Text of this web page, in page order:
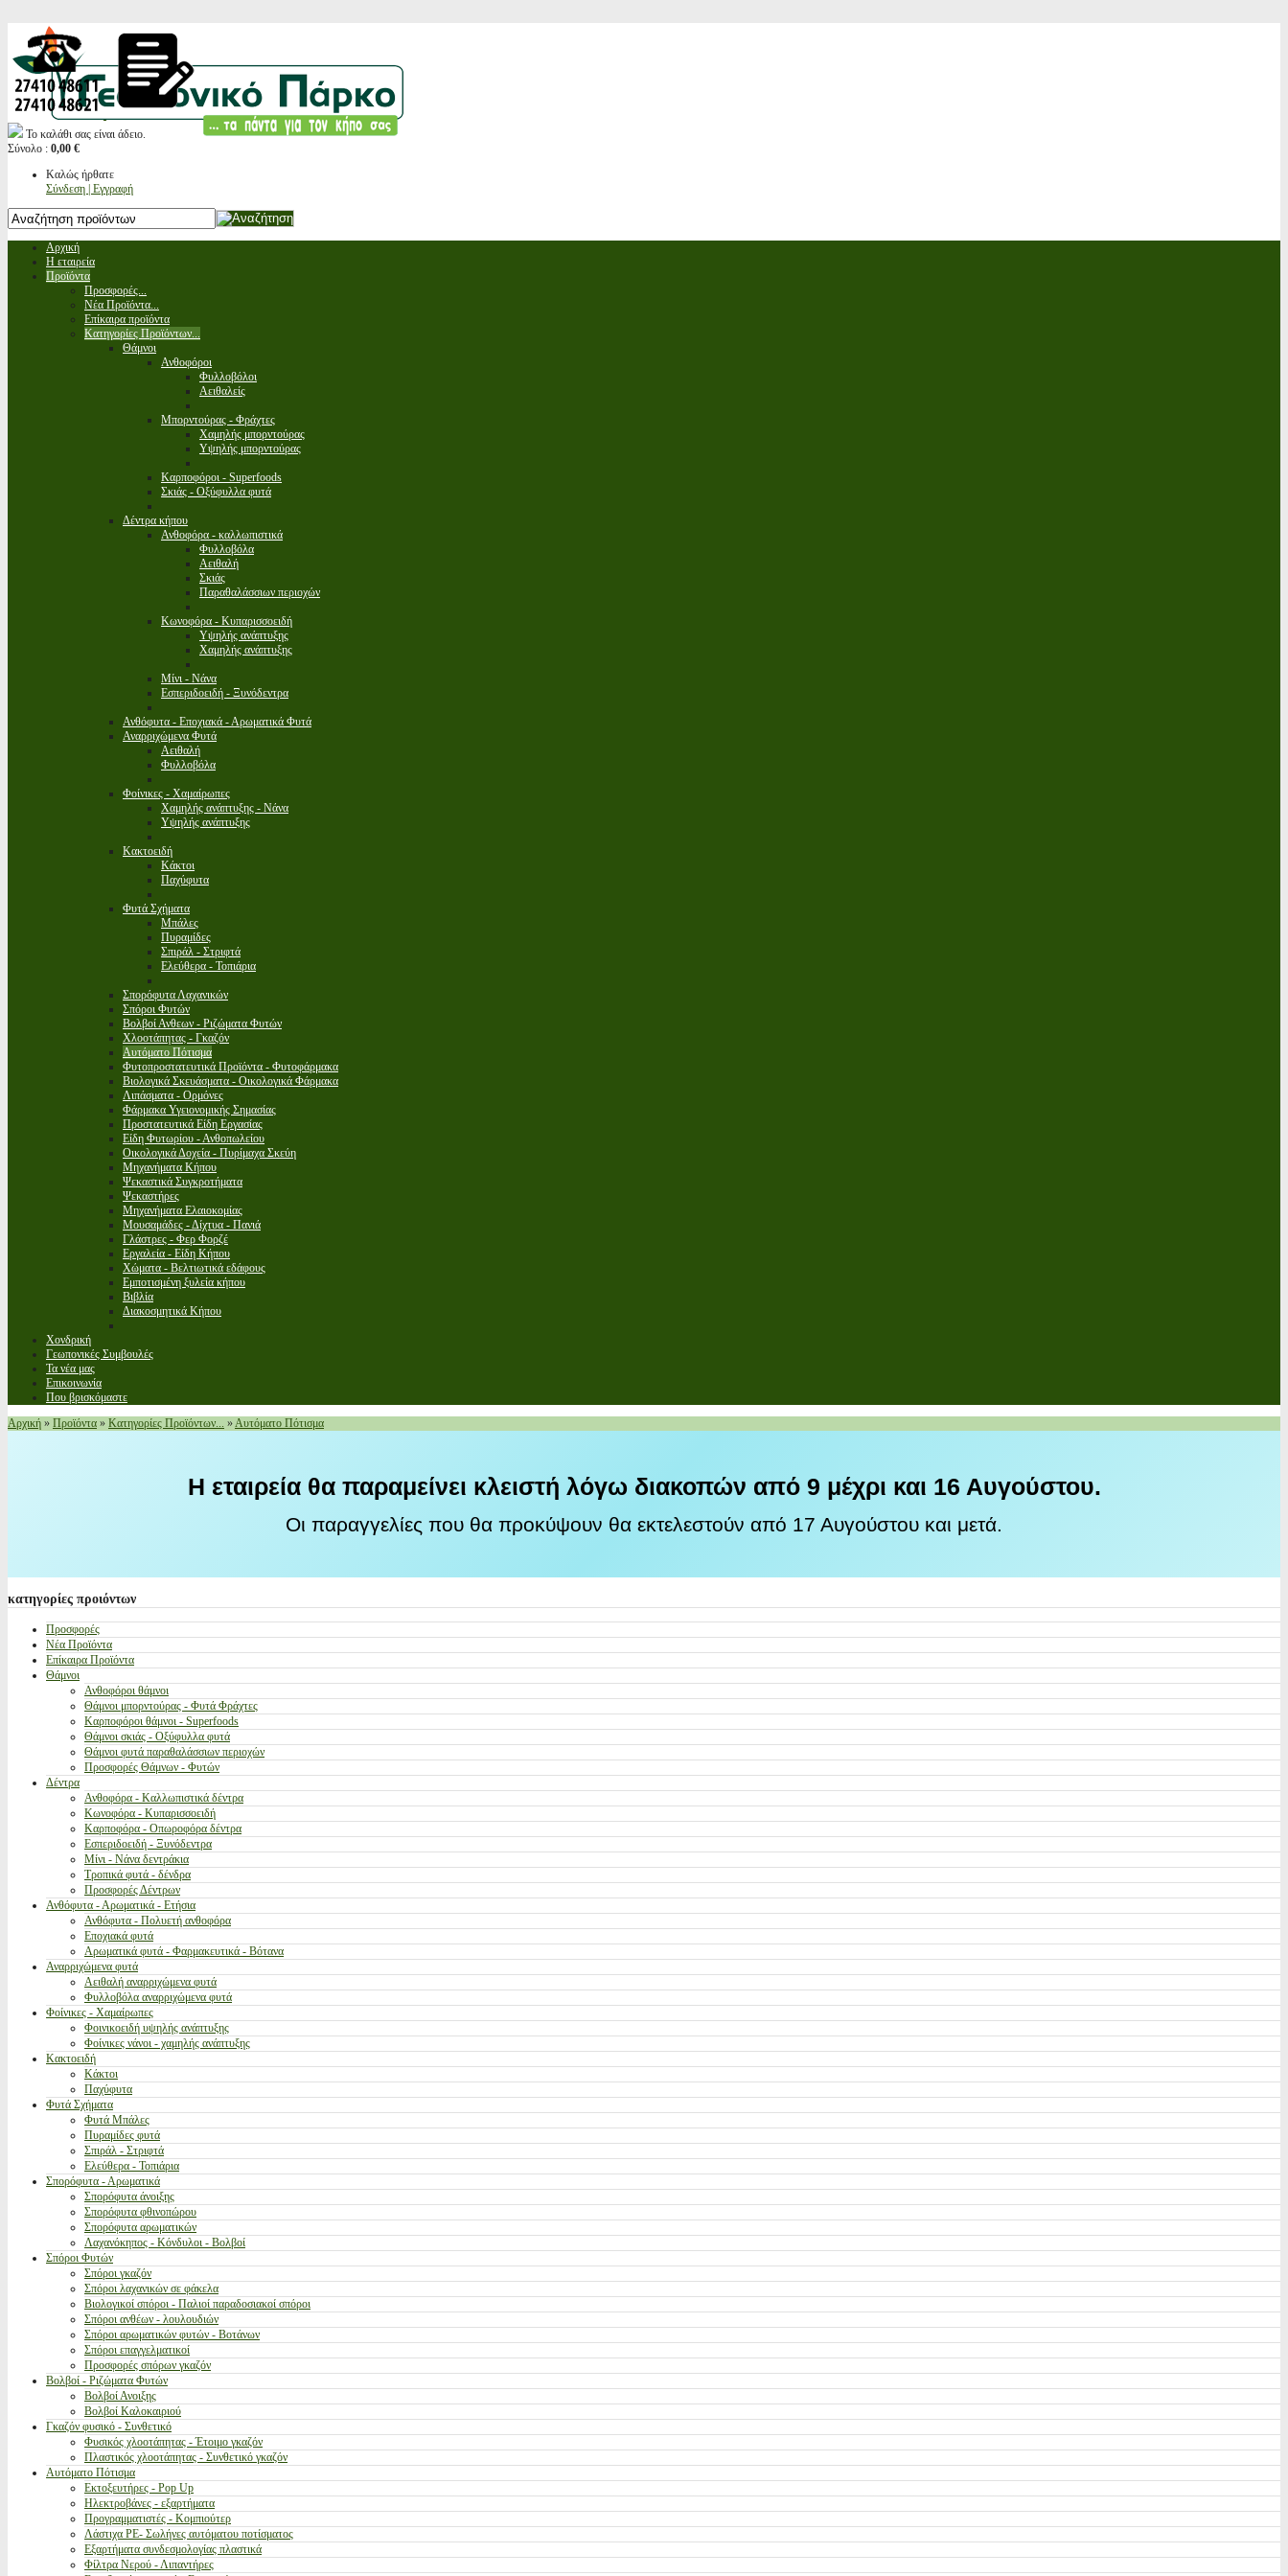
Το καλάθι σας είναι άδειο.
Σύνολο : 0,00 €
Καλώς ήρθατε
Σύνδεση | Εγγραφή
Αρχική
Η εταιρεία
Προϊόντα
Προσφορές...
Νέα Προϊόντα...
Επίκαιρα προϊόντα
Κατηγορίες Προϊόντων...
Θάμνοι
Ανθοφόροι
Φυλλοβόλοι
Αειθαλείς
Μπορντούρας - Φράχτες
Χαμηλής μπορντούρας
Υψηλής μπορντούρας
Καρποφόροι - Superfoods
Σκιάς - Οξύφυλλα φυτά
Δέντρα κήπου
Ανθοφόρα - καλλωπιστικά
Φυλλοβόλα
Αειθαλή
Σκιάς
Παραθαλάσσιων περιοχών
Κωνοφόρα - Κυπαρισσοειδή
Υψηλής ανάπτυξης
Χαμηλής ανάπτυξης
Μίνι - Νάνα
Εσπεριδοειδή - Ξυνόδεντρα
Ανθόφυτα - Εποχιακά - Αρωματικά Φυτά
Αναρριχώμενα Φυτά
Αειθαλή
Φυλλοβόλα
Φοίνικες - Χαμαίρωπες
Χαμηλής ανάπτυξης - Νάνα
Υψηλής ανάπτυξης
Κακτοειδή
Κάκτοι
Παχύφυτα
Φυτά Σχήματα
Μπάλες
Πυραμίδες
Σπιράλ - Στριφτά
Ελεύθερα - Τοπιάρια
Σπορόφυτα Λαχανικών
Σπόροι Φυτών
Βολβοί Ανθεων - Ριζώματα Φυτών
Χλοοτάπητας - Γκαζόν
Αυτόματο Πότισμα
Φυτοπροστατευτικά Προϊόντα - Φυτοφάρμακα
Βιολογικά Σκευάσματα - Οικολογικά Φάρμακα
Λιπάσματα - Ορμόνες
Φάρμακα Υγειονομικής Σημασίας
Προστατευτικά Είδη Εργασίας
Είδη Φυτωρίου - Ανθοπωλείου
Οικολογικά Δοχεία - Πυρίμαχα Σκεύη
Μηχανήματα Κήπου
Ψεκαστικά Συγκροτήματα
Ψεκαστήρες
Μηχανήματα Ελαιοκομίας
Μουσαμάδες - Δίχτυα - Πανιά
Γλάστρες - Φερ Φορζέ
Εργαλεία - Είδη Κήπου
Χώματα - Βελτιωτικά εδάφους
Εμποτισμένη ξυλεία κήπου
Βιβλία
Διακοσμητικά Κήπου
Χονδρική
Γεωπονικές Συμβουλές
Τα νέα μας
Επικοινωνία
Που βρισκόμαστε
Αρχική » Προϊόντα » Κατηγορίες Προϊόντων... »Αυτόματο Πότισμα
Η εταιρεία θα παραμείνει κλειστή λόγω διακοπών από 9 μέχρι και 16 Αυγούστου.
Οι παραγγελίες που θα προκύψουν θα εκτελεστούν από 17 Αυγούστου και μετά.
κατηγορίες προιόντων
Προσφορές
Νέα Προϊόντα
Επίκαιρα Προϊόντα
Θάμνοι
Ανθοφόροι θάμνοι
Θάμνοι μπορντούρας - Φυτά Φράχτες
Καρποφόροι θάμνοι - Superfoods
Θάμνοι σκιάς - Οξύφυλλα φυτά
Θάμνοι φυτά παραθαλάσσιων περιοχών
Προσφορές Θάμνων - Φυτών
Δέντρα
Ανθοφόρα - Καλλωπιστικά δέντρα
Κωνοφόρα - Κυπαρισσοειδή
Καρποφόρα - Οπωροφόρα δέντρα
Εσπεριδοειδή - Ξυνόδεντρα
Μίνι - Νάνα δεντράκια
Τροπικά φυτά - δένδρα
Προσφορές Δέντρων
Ανθόφυτα - Αρωματικά - Ετήσια
Ανθόφυτα - Πολυετή ανθοφόρα
Εποχιακά φυτά
Αρωματικά φυτά - Φαρμακευτικά - Βότανα
Αναρριχώμενα φυτά
Αειθαλή αναρριχώμενα φυτά
Φυλλοβόλα αναρριχώμενα φυτά
Φοίνικες - Χαμαίρωπες
Φοινικοειδή υψηλής ανάπτυξης
Φοίνικες νάνοι - χαμηλής ανάπτυξης
Κακτοειδή
Κάκτοι
Παχύφυτα
Φυτά Σχήματα
Φυτά Μπάλες
Πυραμίδες φυτά
Σπιράλ - Στριφτά
Ελεύθερα - Τοπιάρια
Σπορόφυτα - Αρωματικά
Σπορόφυτα άνοιξης
Σπορόφυτα φθινοπώρου
Σπορόφυτα αρωματικών
Λαχανόκηπος - Κόνδυλοι - Βολβοί
Σπόροι Φυτών
Σπόροι γκαζόν
Σπόροι λαχανικών σε φάκελα
Βιολογικοί σπόροι - Παλιοί παραδοσιακοί σπόροι
Σπόροι ανθέων - λουλουδιών
Σπόροι αρωματικών φυτών - Βοτάνων
Σπόροι επαγγελματικοί
Προσφορές σπόρων γκαζόν
Βολβοί - Ριζώματα Φυτών
Βολβοί Ανοιξης
Βολβοί Καλοκαιριού
Γκαζόν φυσικό - Συνθετικό
Φυσικός χλοοτάπητας - Έτοιμο γκαζόν
Πλαστικός χλοοτάπητας - Συνθετικό γκαζόν
Αυτόματο Πότισμα
Εκτοξευτήρες - Pop Up
Ηλεκτροβάνες - εξαρτήματα
Προγραμματιστές - Κομπιούτερ
Λάστιχα PE- Σωλήνες αυτόματου ποτίσματος
Εξαρτήματα συνδεσμολογίας πλαστικά
Φίλτρα Νερού - Λιπαντήρες